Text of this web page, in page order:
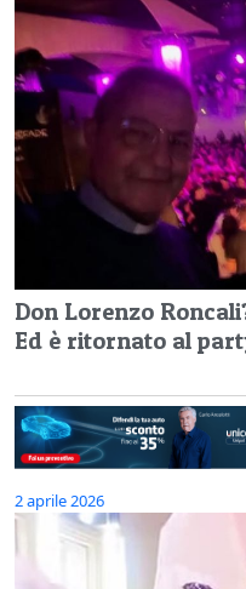
Don Lorenzo
Ed è ritornato al
2 aprile 2026